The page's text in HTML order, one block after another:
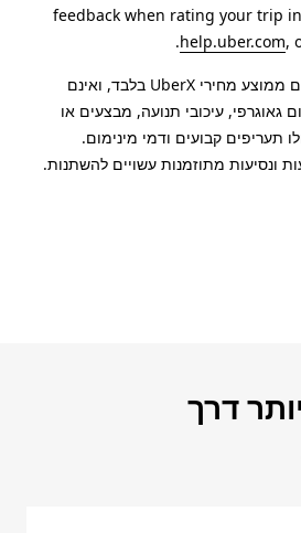
feedback when rating your trip
help.uber.com,
*מחירי הנסיעה לדוגמה הם ממוצע מחירי UberX בלבד, ואינם
גאוגרפי, עיכובי תנועה, מבצעים או
תעריפים קבועים ודמי מינימום.
ונסיעות מתוזמנות עשויים להשתנות.
דרך